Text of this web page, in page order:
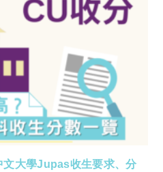
文大學Jupas收生要求、分